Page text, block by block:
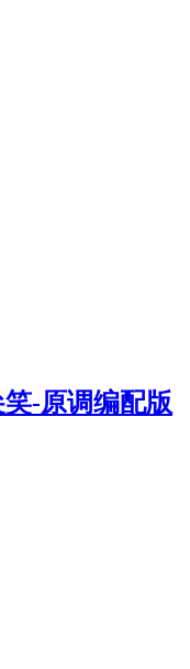
-原调编配版